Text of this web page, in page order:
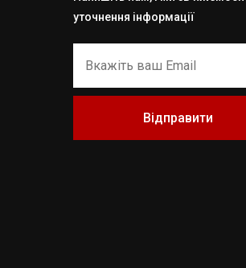
уточнення інформації
Відправити